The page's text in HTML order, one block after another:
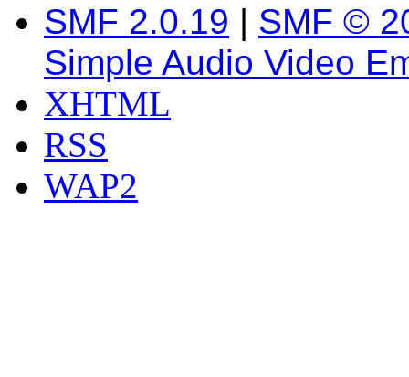
SMF 2.0.19 | SMF ©
Simple Audio Video
XHTML
RSS
WAP2